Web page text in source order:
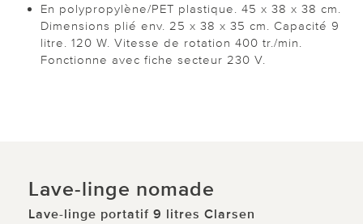
En polypropylène/PET plastique. 45 x 38 x 38 cm.
Dimensions plié env. 25 x 38 x 35 cm. Capacité 9
litre. 120 W. Vitesse de rotation 400 tr./min.
Fonctionne avec fiche secteur 230 V.
Lave-linge nomade
Lave-linge portatif 9 litres Clarsen